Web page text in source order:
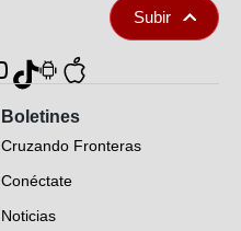
Subir
Boletines
Cruzando Fronteras
Conéctate
Noticias